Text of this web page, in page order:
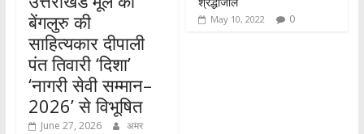
बेंगलुरु की
साहित्यकार दीपाली
पंत तिवारी ‘दिशा’
‘नागरी सेवी सम्मान–
2026’ से विभूषित
June 27, 2026
अमर
May 10, 2022 0